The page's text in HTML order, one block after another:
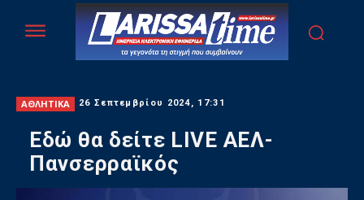
ΑΘΛΗΤΙΚΑ 26 Σεπτεμβρίου 2024, 17:31
Εδώ θα δείτε LIVE ΑΕΛ-
Πανσερραϊκός